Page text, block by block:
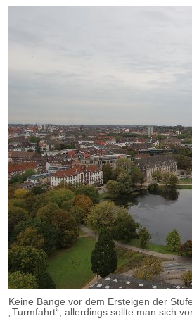
Keine Bange vor dem Ersteigen der
„Turmfahrt“, allerdings sollte man sich